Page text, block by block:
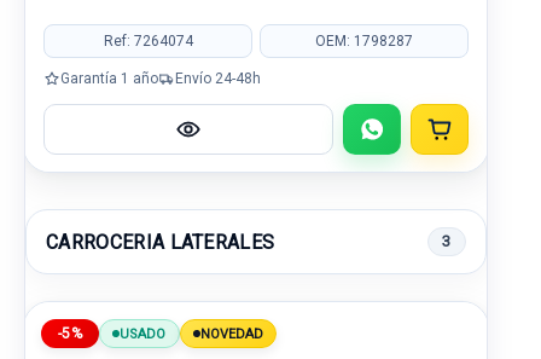
Ref: 7264074 OEM: 1798287
Garantía 1 año Envío 24-48h
CARROCERIA LATERALES 3
-5% USADO NOVEDAD